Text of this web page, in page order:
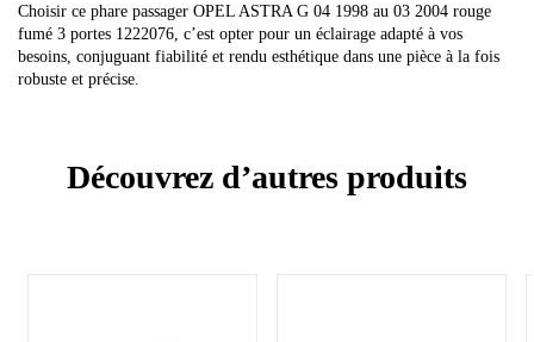
Choisir ce phare passager OPEL ASTRA G 04 1998 au 03 2004 rouge
fumé 3 portes 1222076, c’est opter pour un éclairage adapté à vos
besoins, conjuguant fiabilité et rendu esthétique dans une pièce à la fois
robuste et précise.
Découvrez d’autres produits